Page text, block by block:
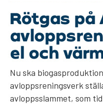
Rötgas på
el och
Nu ska
avloppsreningsverk
avloppsslammet, som